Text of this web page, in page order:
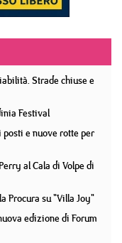
Strade chiuse e
Festival
e nuove rotte per
al Cala di Volpe di
Procura su "Villa Joy"
edizione di Forum